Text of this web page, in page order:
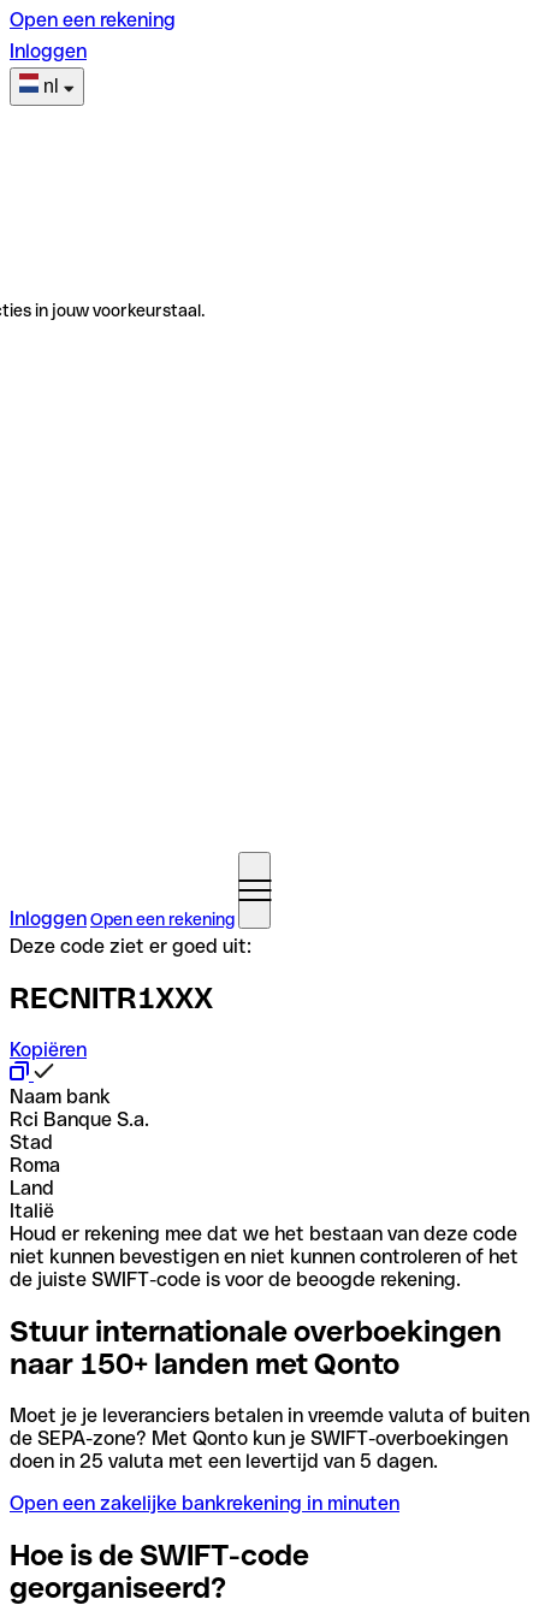
Open een rekening
Inloggen
nl
in jouw voorkeurstaal.
InloggenOpen een rekening
Deze code ziet er goed uit:
RECNITR1XXX
Kopiëren
Naam bank
Rci Banque S.a.
Stad
Roma
Land
Italië
Houd er rekening mee dat we het bestaan van deze code
niet kunnen bevestigen en niet kunnen controleren of het
de juiste SWIFT-code is voor de beoogde rekening.
Stuur internationale overboekingen
naar 150+ landen met Qonto
Moet je je leveranciers betalen in vreemde valuta of buiten
de SEPA-zone? Met Qonto kun je SWIFT-overboekingen
doen in 25 valuta met een levertijd van 5 dagen.
Open een zakelijke bankrekening in minuten
Hoe is de SWIFT-code
georganiseerd?